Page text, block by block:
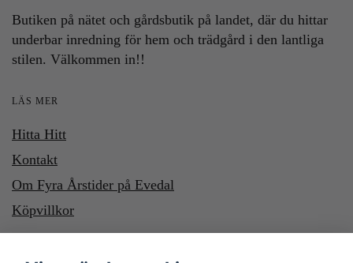
Butiken på nätet och gårdsbutik på landet, där du hittar
underbar inredning för hem och trädgård i den lantliga
stilen. Välkommen in!!
LÄS MER
Hitta Hitt
Kontakt
Om Fyra Årstider på Evedal
Köpvillkor